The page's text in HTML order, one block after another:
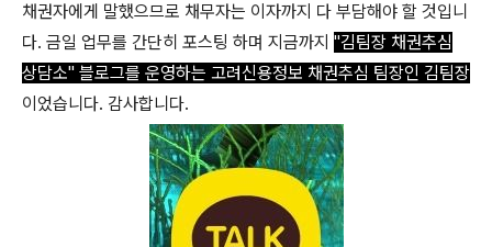
채권자에게 말했으므로 채무자는 이자까지 다 부담해야 할 것입니
다. 금일 업무를 간단히 포스팅 하며 지금까지 "김팀장 채권추심
상담소" 블로그를 운영하는 고려신용정보 채권추심 팀장인 김팀장
이었습니다. 감사합니다.